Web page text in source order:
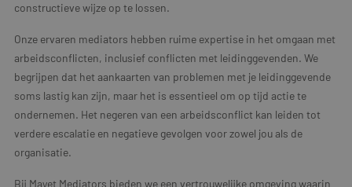
constructieve wijze op te lossen.
Onze ervaren mediators hebben ruime expertise in het omgaan met
arbeidsconflicten, inclusief conflicten met leidinggevenden. We
begrijpen dat het aankaarten van problemen met je leidinggevende
soms lastig kan zijn, maar het is essentieel om op tijd actie te
ondernemen. Het negeren van een arbeidsconflict kan leiden tot
verdere escalatie en negatieve gevolgen voor zowel jou als de
organisatie.
Bij Mayet Mediators bieden we een vertrouwelijke omgeving waarin